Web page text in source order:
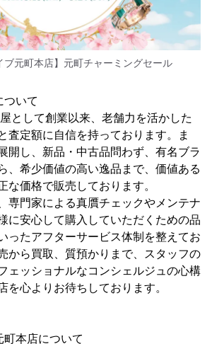
ブ元町本店】元町チャーミングセール
ついて
として創業以来、老舗力を活かした
査定額に自信を持っております。ま
開し、新品・中古品問わず、有名ブラ
、希少価値の高い逸品まで、価値ある
な価格で販売しております。
専門家による真贋チェックやメンテナ
に安心して購入していただくための品
ったアフターサービス体制を整えてお
から買取、質預かりまで、スタッフの
ェッショナルなコンシェルジュの心構
を心よりお待ちしております。
本店について